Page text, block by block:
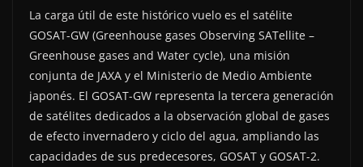
La carga útil de este histórico vuelo es el satélite
GOSAT-GW (Greenhouse gases Observing SATellite –
Greenhouse gases and Water cycle), una misión
conjunta de JAXA y el Ministerio de Medio Ambiente
japonés. El GOSAT-GW representa la tercera generación
de satélites dedicados a la observación global de gases
de efecto invernadero y ciclo del agua, ampliando las
capacidades de sus predecesores, GOSAT y GOSAT-2.